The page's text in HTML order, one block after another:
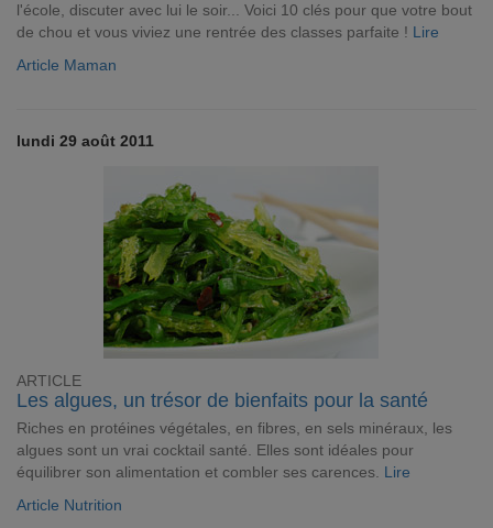
l'école, discuter avec lui le soir... Voici 10 clés pour que votre bout
de chou et vous viviez une rentrée des classes parfaite ! Lire
Article Maman
lundi 29 août 2011
ARTICLE
Les algues, un trésor de bienfaits pour la santé
Riches en protéines végétales, en fibres, en sels minéraux, les
algues sont un vrai cocktail santé. Elles sont idéales pour
équilibrer son alimentation et combler ses carences. Lire
Article Nutrition